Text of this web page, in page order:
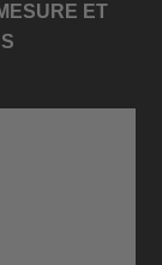
ET